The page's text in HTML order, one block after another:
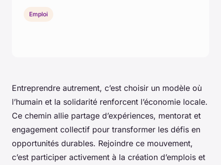
Entreprendre autrement, c’est choisir un modèle où
l’humain et la solidarité renforcent l’économie locale.
Ce chemin allie partage d’expériences, mentorat et
engagement collectif pour transformer les défis en
opportunités durables. Rejoindre ce mouvement,
c’est participer activement à la création d’emplois et
Emploi